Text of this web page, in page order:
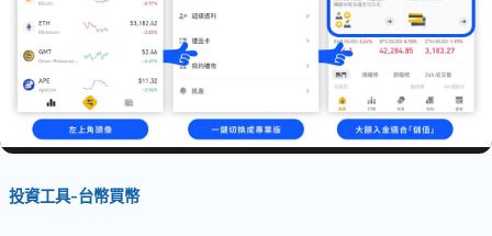
投資工具-台幣買幣